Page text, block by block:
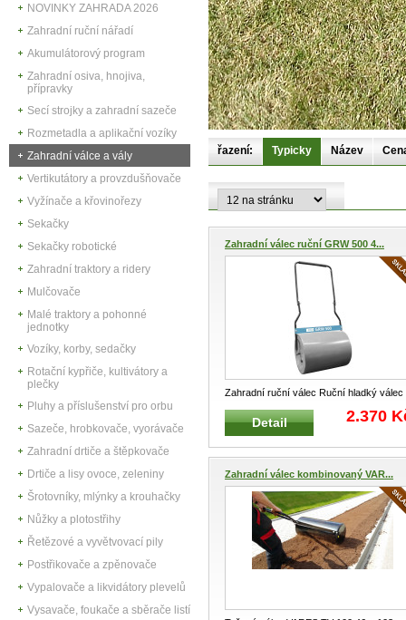
NOVINKY ZAHRADA 2026
Zahradní ruční nářadí
Akumulátorový program
Zahradní osiva, hnojiva,
přípravky
Secí strojky a zahradní sazeče
Rozmetadla a aplikační vozíky
Zahradní válce a vály
Vertikutátory a provzdušňovače
Vyžínače a křovinořezy
Sekačky
Sekačky robotické
Zahradní traktory a ridery
Mulčovače
Malé traktory a pohonné
jednotky
Vozíky, korby, sedačky
Rotační kypřiče, kultivátory a
plečky
Pluhy a příslušenství pro orbu
Sazeče, hrobkovače, vyorávače
Zahradní drtiče a štěpkovače
Drtiče a lisy ovoce, zeleniny
Šrotovníky, mlýnky a krouhačky
Nůžky a plotostřihy
Řetězové a vyvětvovací pily
Postřikovače a zpěnovače
Vypalovače a likvidátory plevelů
Vysavače, foukače a sběrače listí
řazení: Typicky Název
Zahradní válec ruční GRW 500 4...
Zahradní ruční válec Ruční hladký válec
pro utužení povrchu záhonů,
Detail 2.370
Zahradní válec kombinovaný VAR...